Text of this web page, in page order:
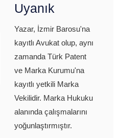
Uyanık
Yazar, İzmir Barosu'na
kayıtlı Avukat olup, aynı
zamanda Türk Patent
ve Marka Kurumu'na
kayıtlı yetkili Marka
Vekilidir. Marka Hukuku
alanında çalışmalarını
yoğunlaştırmıştır.